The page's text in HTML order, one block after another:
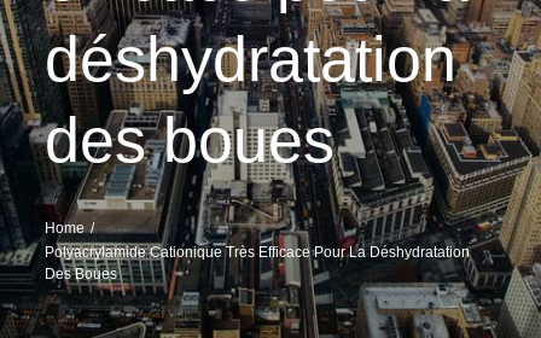
déshydratation
des boues
Home
Polyacrylamide Cationique Très Efficace Pour La Déshydratation
Des Boues